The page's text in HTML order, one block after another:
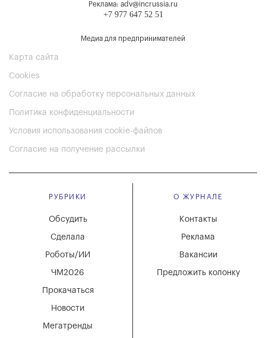
Реклама: adv@incrussia.ru
+7 977 647 52 51
Медиа для предпринимателей
Карта сайта
Cookies
Согласие на обработку персональных данных
Политика конфиденциальности
Условия использования cookie-файлов
Согласие на получение рассылки
РУБРИКИ
Мегатренды
Новости
Обсудить
Сделала
Роботы/ИИ
ЧМ2026
Прокачаться
О ЖУРНАЛЕ
Вакансии
Реклама
Контакты
Предложить колонку